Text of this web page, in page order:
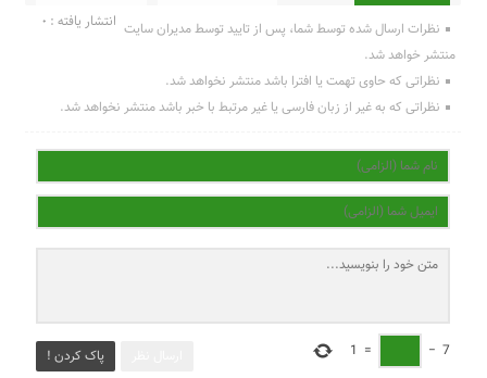
انتشار یافته : 0 نظرات ارسال شده توسط شما، پس از تایید توسط مدیران سایت
منتشر خواهد شد.
نظراتی که حاوی تهمت یا افترا باشد منتشر نخواهد شد.
نظراتی که به غیر از زبان فارسی یا غیر مرتبط با خبر باشد منتشر نخواهد شد.
پاک کردن ! 7
−
=
1